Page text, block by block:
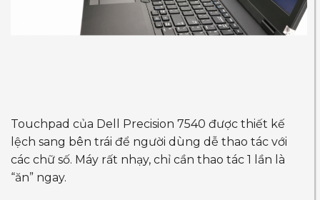
Touchpad của Dell Precision 7540 được thiết kế
lệch sang bên trái để người dùng dễ thao tác với
các chữ số. Máy rất nhạy, chỉ cần thao tác 1 lần là
“ăn” ngay.